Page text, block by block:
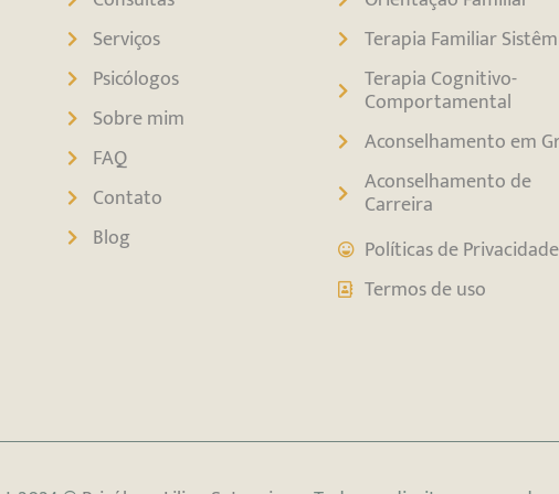
Serviços
Psicólogos
Sobre mim
FAQ
Contato
Blog
Terapia Familiar
Terapia Cognitivo-
Comportamental
Aconselhamento em
Aconselhamento de
Carreira
Políticas de Privacidade
Termos de uso